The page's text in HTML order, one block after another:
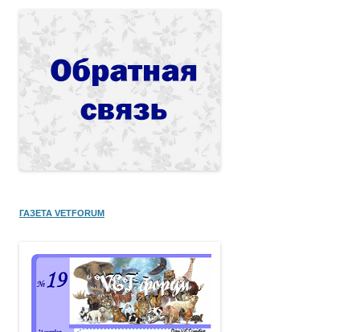
ГАЗЕТА VETFORUM